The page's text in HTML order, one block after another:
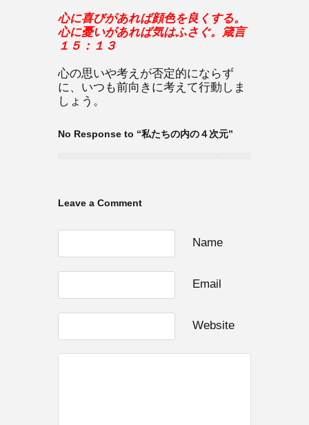
心に喜びがあれば顔色を良くする。
心に憂いがあれば気はふさぐ。箴言
１５：１３
心の思いや考えが否定的にならず
に、いつも前向きに考えて行動しま
しょう。
No Response to “私たちの内の４次元”
Leave a Comment
Name
Email
Website